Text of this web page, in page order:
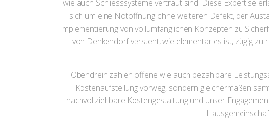
wie auch Schliesssysteme vertraut sind. Diese Expertise
sich um eine Notöffnung ohne weiteren Defekt, der
Implementierung von vollumfänglichen Konzepten zu
von Denkendorf versteht, wie elementar es ist, zügig
Obendrein zählen offene wie auch bezahlbare
Kostenaufstellung vorweg, sondern gleichermaßen
nachvollziehbare Kostengestaltung und unser